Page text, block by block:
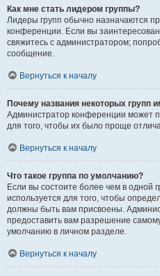
Как мне стать лидером группы?
Лидеры групп обычно назначаются
конференции. Если вы
свяжитесь с администратором;
сообщение.
Вернуться к началу
Почему названия некоторых групп
Администратор конференции может
для того, чтобы их было проще
Вернуться к началу
Что такое группа по умолчанию?
Если вы состоите более чем в одной
используется для того, чтобы
должны быть вам присвоены.
предоставить вам разрешение
умолчанию в личном разделе.
Вернуться к началу